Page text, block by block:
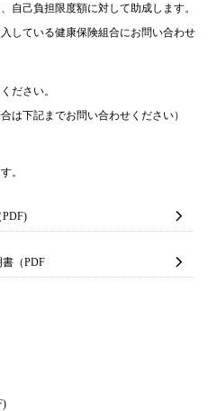
自己負担限度額に対して助成します。
している健康保険組合にお問い合わせ
ださい。
は下記までお問い合わせください）
。
（PDF